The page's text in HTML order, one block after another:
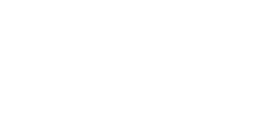
신탁2호-펀드 청산 및 수